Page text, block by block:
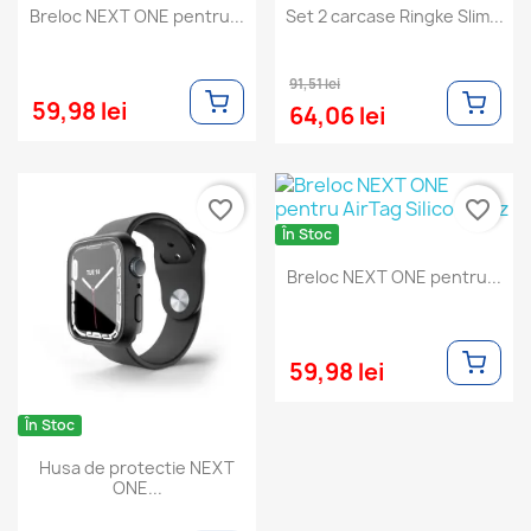
Breloc NEXT ONE pentru...
59,98 lei
Set 2 carcase Ringke Slim...
91,51 lei
64,06 lei
În Stoc
Husa de protectie NEXT
ONE...
favorite_border
În Stoc
Breloc NEXT ONE pentru...
59,98 lei
favorite_border